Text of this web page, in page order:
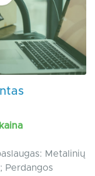
Metalinių
Perdangos